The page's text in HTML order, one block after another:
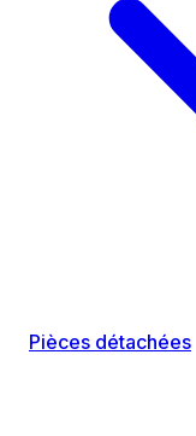
Pièces détachées